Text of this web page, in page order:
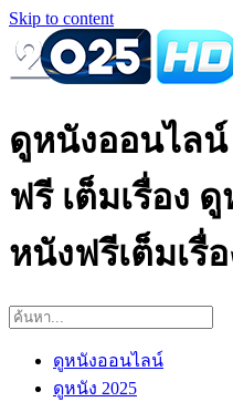
Skip to content
ดูหนังออนไลน์
ฟรี เต็มเรื่อง
หนังฟรีเต็มเรื่
ดูหนังออนไลน์
ดูหนัง 2025